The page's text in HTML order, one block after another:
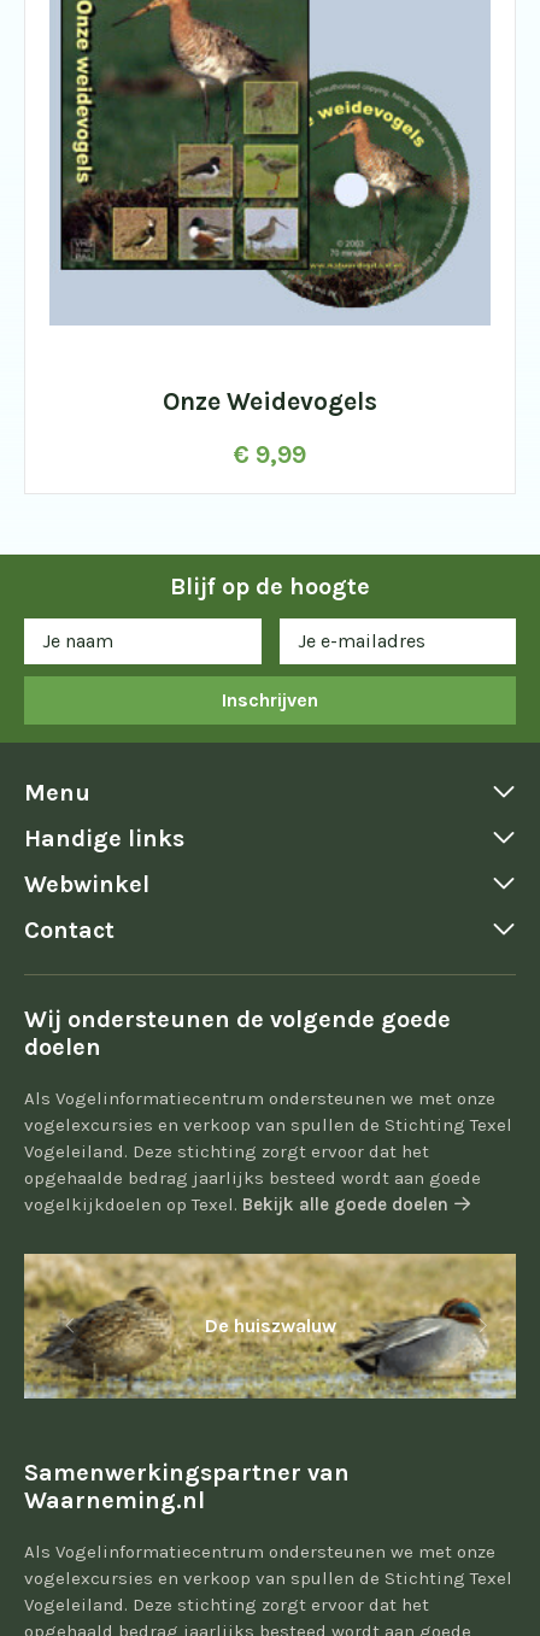
Onze Weidevogels
€ 9,99
Blijf op de hoogte
Inschrijven
Menu
Handige links
Webwinkel
Contact
Wij ondersteunen de volgende goede
doelen
Als Vogelinformatiecentrum ondersteunen we met onze
vogelexcursies en verkoop van spullen de Stichting Texel
Vogeleiland. Deze stichting zorgt ervoor dat het
opgehaalde bedrag jaarlijks besteed wordt aan goede
vogelkijkdoelen op Texel. Bekijk alle goede doelen
De huiszwaluw
Samenwerkingspartner van
Waarneming.nl
Als Vogelinformatiecentrum ondersteunen we met onze
vogelexcursies en verkoop van spullen de Stichting Texel
Vogeleiland. Deze stichting zorgt ervoor dat het
opgehaald bedrag jaarlijks besteed wordt aan goede